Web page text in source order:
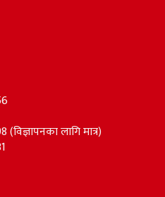
लागि मात्र)